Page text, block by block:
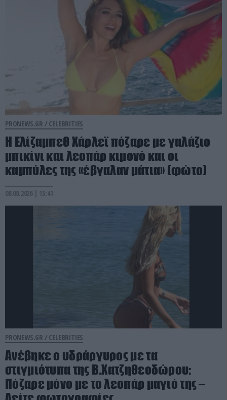
PRONEWS.GR / CELEBRITIES
Η Ελίζαμπεθ Χάρλεϊ πόζαρε με γαλάζιο
μπικίνι και λεοπάρ κιμονό και οι
καμπύλες της «έβγαλαν μάτια» (φώτο)
08.08.2026 | 15:41
PRONEWS.GR / CELEBRITIES
Ανέβηκε ο υδράργυρος με τα
στιγμιότυπα της Β.Χατζηθεοδώρου:
Πόζαρε μόνο με το λεοπάρ μαγιό της –